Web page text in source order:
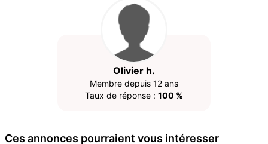
Olivier h.
Membre depuis 12 ans
Taux de réponse : 100 %
Ces annonces pourraient vous intéresser